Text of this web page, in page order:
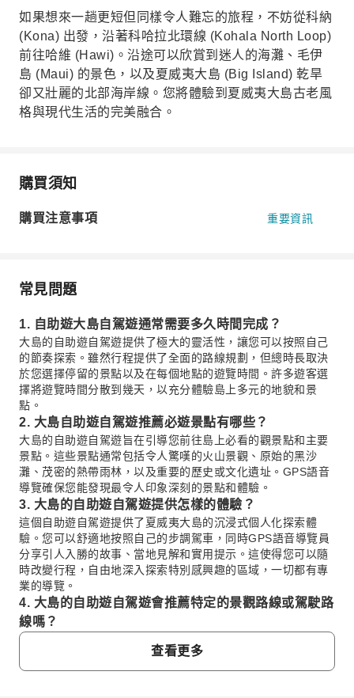
如果想來一趟更短但同樣令人難忘的旅程，不妨從科納
(Kona) 出發，沿著科哈拉北環線 (Kohala North Loop)
前往哈維 (Hawi)。沿途可以欣賞到迷人的海灘、毛伊
島 (Maui) 的景色，以及夏威夷大島 (Big Island) 乾旱
卻又壯麗的北部海岸線。您將體驗到夏威夷大島古老風
格與現代生活的完美融合。
購買須知
購買注意事項 重要資訊
常見問題
1. 自助遊大島自駕遊通常需要多久時間完成？
大島的自助遊自駕遊提供了極大的靈活性，讓您可以按照自己
的節奏探索。雖然行程提供了全面的路線規劃，但總時長取決
於您選擇停留的景點以及在每個地點的遊覽時間。許多遊客選
擇將遊覽時間分散到幾天，以充分體驗島上多元的地貌和景
點。
2. 大島自助遊自駕遊推薦必遊景點有哪些？
大島的自助遊自駕遊旨在引導您前往島上必看的觀景點和主要
景點。這些景點通常包括令人驚嘆的火山景觀、原始的黑沙
灘、茂密的熱帶雨林，以及重要的歷史或文化遺址。GPS語音
導覽確保您能發現最令人印象深刻的景點和體驗。
3. 大島的自助遊自駕遊提供怎樣的體驗？
這個自助遊自駕遊提供了夏威夷大島的沉浸式個人化探索體
驗。您可以舒適地按照自己的步調駕車，同時GPS語音導覽員
分享引人入勝的故事、當地見解和實用提示。這使得您可以隨
時改變行程，自由地深入探索特別感興趣的區域，一切都有專
業的導覽。
4. 大島的自助遊自駕遊會推薦特定的景觀路線或駕駛路
線嗎？
是的，大島的自助遊自駕遊特別精心策劃，將引導您沿著島上
最美的路線和風景優美的駕駛路徑前行。GPS語音導覽在您穿
越不同地形時，會主動指出這些令人驚嘆的路段和最佳觀景
查看更多